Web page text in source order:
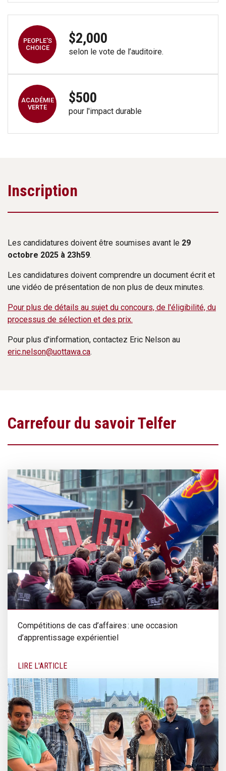
PEOPLE'S
CHOICE
$2,000
selon le vote de l’auditoire.
ACADÉMIE
VERTE
$500
pour l'impact durable
Inscription
Les candidatures doivent être soumises avant le 29
octobre 2025 à 23h59.
Les candidatures doivent comprendre un document écrit et
une vidéo de présentation de non plus de deux minutes.
Pour plus de détails au sujet du concours, de l'éligibilité, du
processus de sélection et des prix.
Pour plus d'information, contactez Eric Nelson au
eric.nelson@uottawa.ca.
Carrefour du savoir Telfer
Compétitions de cas d’affaires : une occasion
d’apprentissage expérientiel
LIRE L'ARTICLE